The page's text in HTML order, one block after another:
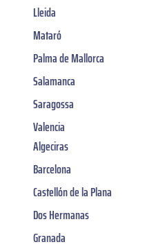
Lleida
Mataró
Palma de Mallorca
Salamanca
Saragossa
Valencia
Algeciras
Barcelona
Castellón de la Plana
Dos Hermanas
Granada